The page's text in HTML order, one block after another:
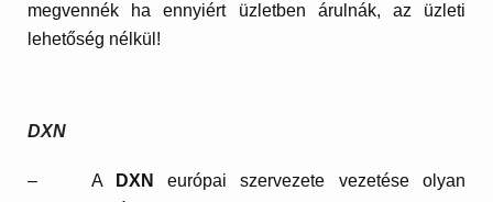
megvennék ha ennyiért üzletben árulnák, az üzleti
lehetőség nélkül!
DXN
– A DXN európai szervezete vezetése olyan